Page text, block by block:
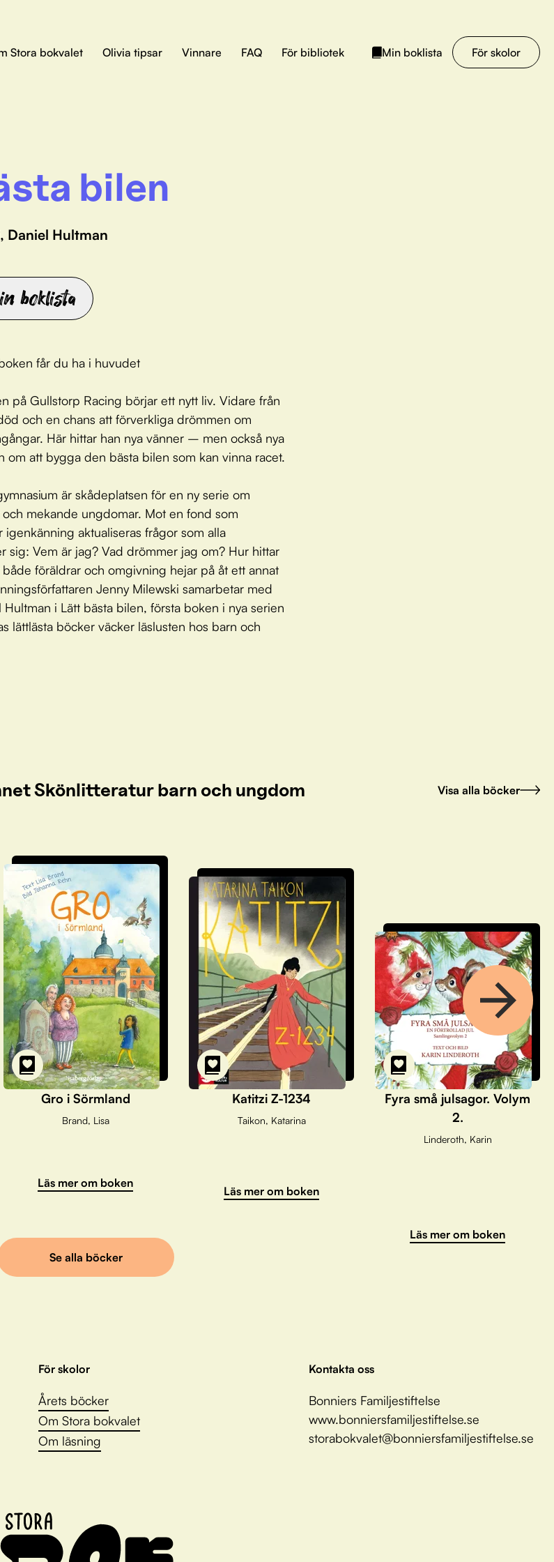
Stora bokvalet Olivia tipsar Vinnare FAQ För bibliotek Min boklista För skolor
bilen
Daniel Hultman
boklista
får du ha i huvudet
på Gullstorp Racing börjar ett nytt liv. Vidare från
och en chans att förverkliga drömmen om
Här hittar han nya vänner – men också nya
om att bygga den bästa bilen som kan vinna racet.
är skådeplatsen för en ny serie om
mekande ungdomar. Mot en fond som
aktualiseras frågor som alla
sig: Vem är jag? Vad drömmer jag om? Hur hittar
föräldrar och omgivning hejar på åt ett annat
Jenny Milewski samarbetar med
i Lätt bästa bilen, första boken i nya serien
lättlästa böcker väcker läslusten hos barn och
Skönlitteratur barn och ungdom Visa alla böcker
Gro i Sörmland
Brand, Lisa
Läs mer om boken
Katitzi Z-1234
Taikon, Katarina
Läs mer om boken
Fyra små julsagor. Volym
2.
Linderoth, Karin
Läs mer om boken
Se alla böcker
För skolor
Årets böcker
Om Stora bokvalet
Om läsning
Kontakta oss
Bonniers Familjestiftelse
www.bonniersfamiljestiftelse.se
storabokvalet@bonniersfamiljestiftelse.se